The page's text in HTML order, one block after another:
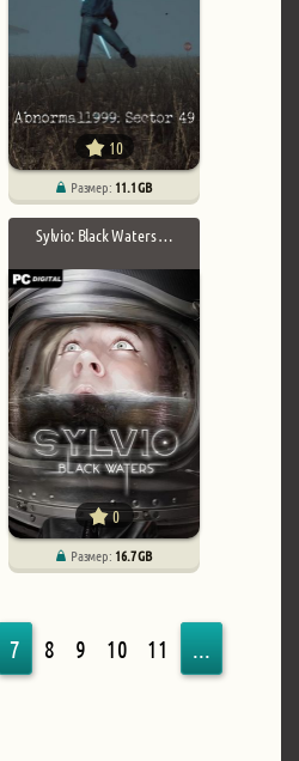
10
Размер: 11.1 GB
Sylvio: Black Waters …
0
Размер: 16.7 GB
7 8 9 10 11
...